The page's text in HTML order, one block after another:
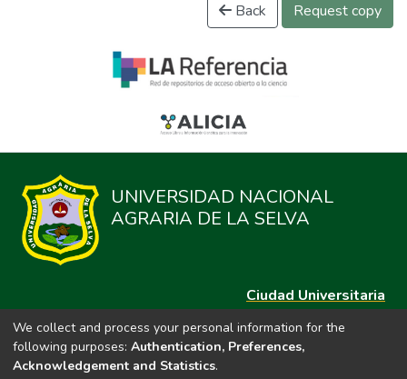
Back Request copy
UNIVERSIDAD NACIONAL
AGRARIA DE LA SELVA
Ciudad Universitaria
Carretera Central km. 1.21 Tingo María, Huánuco
Datos del contacto
We collect and process your personal information for the
following purposes: Authentication, Preferences,
Acknowledgement and Statistics.